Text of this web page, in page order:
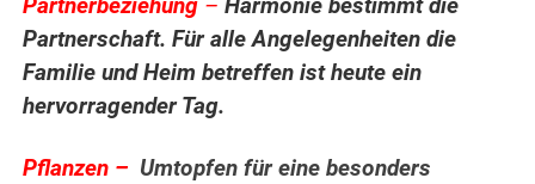
Partnerbeziehung –Harmonie bestimmt die
Partnerschaft. Für alle Angelegenheiten die
Familie und Heim betreffen ist heute ein
hervorragender Tag.
Pflanzen – Umtopfen für eine besonders